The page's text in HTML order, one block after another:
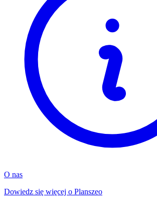
O nas
Dowiedz się więcej o Planszeo